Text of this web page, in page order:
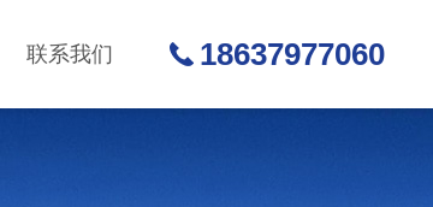
联系我们 18637977060